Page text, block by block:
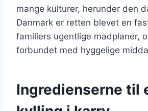
mange kulturer, herunder den
Danmark er retten blevet en
familiers ugentlige madplaner,
forbundet med hyggelige
Ingredienserne til